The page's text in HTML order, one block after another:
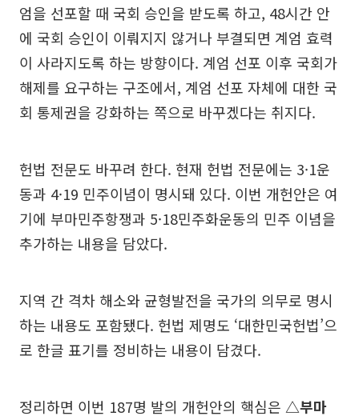
엄을 선포할 때 국회 승인을 받도록 하고, 48시간 안
에 국회 승인이 이뤄지지 않거나 부결되면 계엄 효력
이 사라지도록 하는 방향이다. 계엄 선포 이후 국회가
해제를 요구하는 구조에서, 계엄 선포 자체에 대한 국
회 통제권을 강화하는 쪽으로 바꾸겠다는 취지다.
헌법 전문도 바꾸려 한다. 현재 헌법 전문에는 3·1운
동과 4·19 민주이념이 명시돼 있다. 이번 개헌안은 여
기에 부마민주항쟁과 5·18민주화운동의 민주 이념을
추가하는 내용을 담았다.
지역 간 격차 해소와 균형발전을 국가의 의무로 명시
하는 내용도 포함됐다. 헌법 제명도 ‘대한민국헌법’으
로 한글 표기를 정비하는 내용이 담겼다.
정리하면 이번 187명 발의 개헌안의 핵심은 △부마